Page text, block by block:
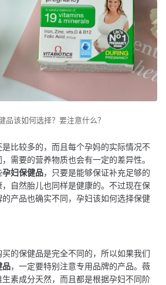
品该如何选择？要注意什么？
比较多的，而且每个孕妈的实际情况不
需要的营养物质也会有一定的差异性。
孕妇保健品，只要是能够保证补充足够的
自然胎儿也同样是健康的。不过现在保
产品也确实不同，孕妇该如何选择保健
的保健品是完全不同的，所以如果我们
品，一定要特别注意专用品牌的产品。薇
素成分天然，而且都是根据孕妇不同阶